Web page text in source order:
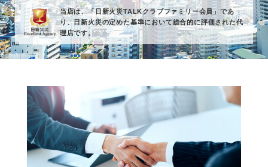
当店は、「日新火災TALKクラブファミリー会員」であ
り、日新火災の定めた基準において総合的に評価された代
理店です。